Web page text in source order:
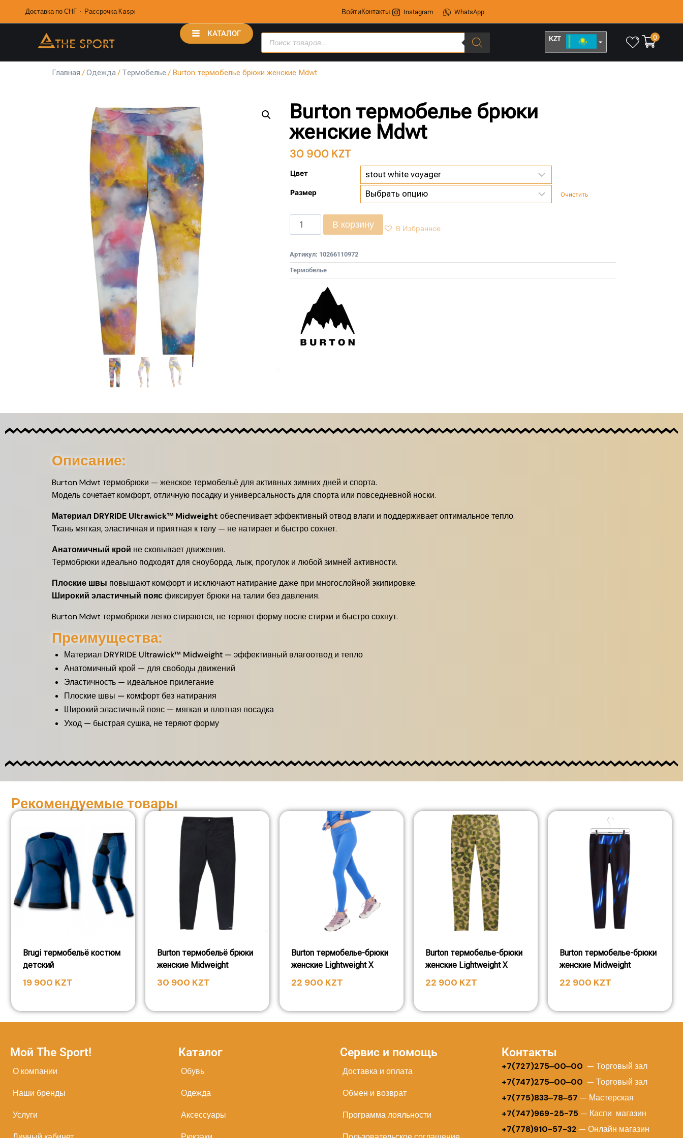
Доставка по СНГ · Рассрочка Kaspi ВойтиКонтакты Instagram WhatsApp
КАТАЛОГ
KZT 0
Главная /Одежда/ Термобелье / Burton термобелье брюки женские Mdwt
Burton термобелье брюки
женские Mdwt
30 900 KZT
Цвет
Размер Очистить
В корзину В Избранное
Артикул: 10266110972
Термобелье
Описание:
Burton Mdwt термобрюки — женское термобельё для активных зимних дней и спорта.
Модель сочетает комфорт, отличную посадку и универсальность для спорта или повседневной носки.
Материал DRYRIDE Ultrawick™ Midweight обеспечивает эффективный отвод влаги и поддерживает оптимальное тепло.
Ткань мягкая, эластичная и приятная к телу — не натирает и быстро сохнет.
Анатомичный крой не сковывает движения.
Термобрюки идеально подходят для сноуборда, лыж, прогулок и любой зимней активности.
Плоские швы повышают комфорт и исключают натирание даже при многослойной экипировке.
Широкий эластичный поясфиксирует брюки на талии без давления.
Burton Mdwt термобрюки легко стираются, не теряют форму после стирки и быстро сохнут.
Преимущества:
Материал DRYRIDE Ultrawick™ Midweight — эффективный влагоотвод и тепло
Анатомичный крой — для свободы движений
Эластичность — идеальное прилегание
Плоские швы — комфорт без натирания
Широкий эластичный пояс — мягкая и плотная посадка
Уход — быстрая сушка, не теряют форму
Рекомендуемые товары
Brugi термобельё костюм
детский
19 900 KZT
Burton термобельё брюки
женские Midweight
30 900 KZT
Burton термобелье-брюки
женские Lightweight X
22 900 KZT
Burton термобелье-брюки
женские Lightweight X
22 900 KZT
Burton термобелье-брюки
женские Midweight
22 900 KZT
Мой The Sport!
О компании
Наши бренды
Услуги
Каталог
Обувь
Одежда
Аксессуары
Сервис и помощь
Доставка и оплата
Обмен и возврат
Программа лояльности
Контакты
+7(727)275‒00‒00 — Торговый зал
+7(747)275‒00‒00 — Торговый зал
+7(775)833‒78‒57 — Мастерская
+7(747)969-25-75— Каспи магазин
+7(778)910-57-32 — Онлайн магазин